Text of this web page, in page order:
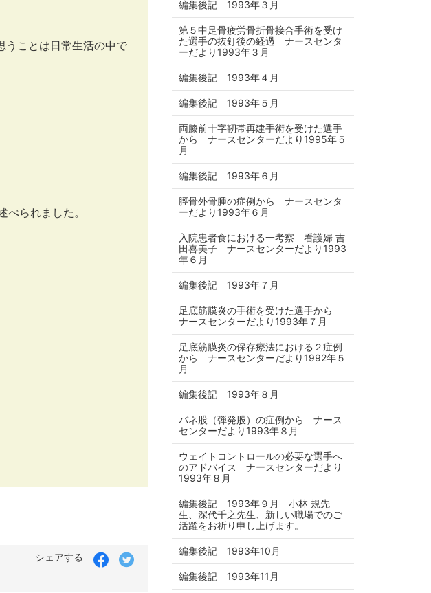
うことは日常生活の中で
られました。
シェアする
編集後記 1993年３月
第５中足骨疲労骨折骨接合手術を受け
た選手の抜釘後の経過 ナースセンタ
ーだより1993年３月
編集後記 1993年４月
編集後記 1993年５月
両膝前十字靭帯再建手術を受けた選手
から ナースセンターだより1995年５
月
編集後記 1993年６月
脛骨外骨腫の症例から ナースセンタ
ーだより1993年６月
入院患者食における一考察 看護婦 吉
田喜美子 ナースセンターだより1993
年６月
編集後記 1993年７月
足底筋膜炎の手術を受けた選手から
ナースセンターだより1993年７月
足底筋膜炎の保存療法における２症例
から ナースセンターだより1992年５
月
編集後記 1993年８月
バネ股（弾発股）の症例から ナース
センターだより1993年８月
ウェイトコントロールの必要な選手へ
のアドバイス ナースセンターだより
1993年８月
編集後記 1993年９月 小林 規先
生、深代千之先生、新しい職場でのご
活躍をお祈り申し上げます。
編集後記 1993年10月
編集後記 1993年11月